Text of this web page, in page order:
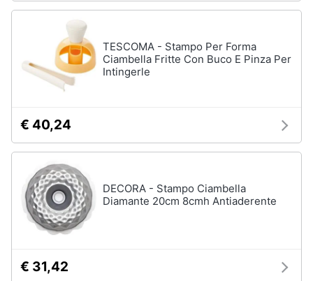
TESCOMA - Stampo Per Forma
Ciambella Fritte Con Buco E Pinza Per
Intingerle
€ 40,24
DECORA - Stampo Ciambella
Diamante 20cm 8cmh Antiaderente
€ 31,42